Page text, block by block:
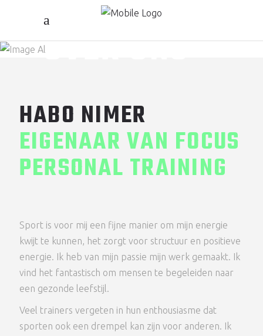
OVER ONS
HABO NIMER
HABO NIMER
EIGENAAR VAN FOCUS
PERSONAL TRAINING
Sport is voor mij een fijne manier om mijn energie
kwijt te kunnen, het zorgt voor structuur en positieve
energie. Ik heb van mijn passie mijn werk gemaakt. Ik
vind het fantastisch om mensen te begeleiden naar
een gezonde leefstijl.
Veel trainers vergeten in hun enthousiasme dat
sporten ook een drempel kan zijn voor anderen. Ik